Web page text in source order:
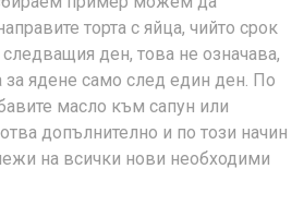
торта с яйца, чийто срок
следващия ден, това не означава,
за ядене само след един ден. По
масло към сапун или
допълнително и по този начин
на всички нови необходими